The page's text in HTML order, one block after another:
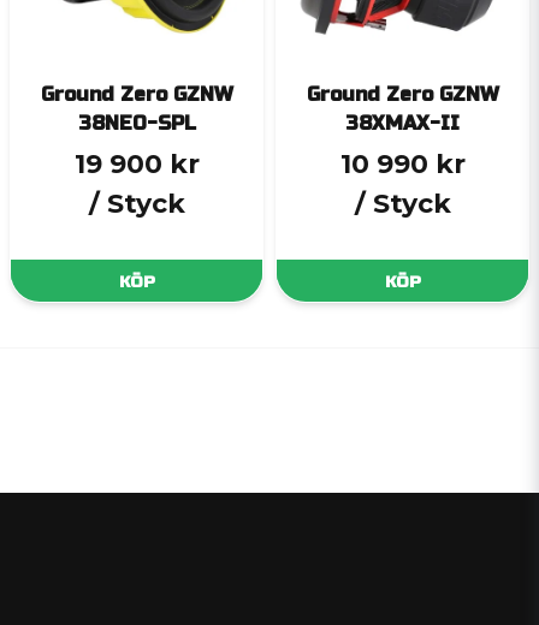
Ground Zero GZNW
38NEO-SPL
19 900 kr
/ Styck
KÖP
Ground Zero GZNW
38XMAX-II
10 990 kr
/ Styck
KÖP